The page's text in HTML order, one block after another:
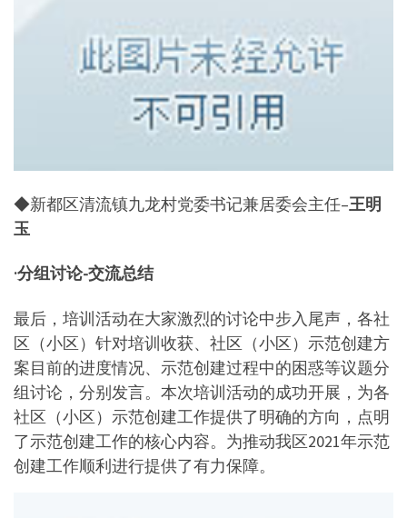
◆新都区清流镇九龙村党委书记兼居委会主任–王明
玉
·分组讨论-交流总结
最后，培训活动在大家激烈的讨论中步入尾声，各社
区（小区）针对培训收获、社区（小区）示范创建方
案目前的进度情况、示范创建过程中的困惑等议题分
组讨论，分别发言。本次培训活动的成功开展，为各
社区（小区）示范创建工作提供了明确的方向，点明
了示范创建工作的核心内容。为推动我区2021年示范
创建工作顺利进行提供了有力保障。